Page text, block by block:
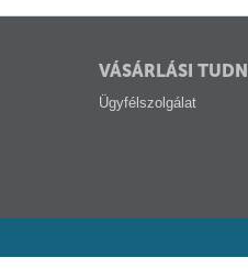
VÁSÁRLÁSI
Ügyfélszolgálat